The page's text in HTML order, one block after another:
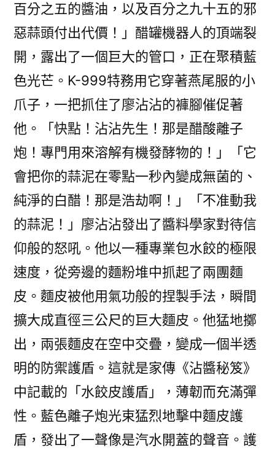
百分之五的醬油，以及百分之九十五的邪
惡蒜頭付出代價！」醋罐機器人的頂端裂
開，露出了一個巨大的管口，正在聚積藍
色光芒。K-999特務用它穿著燕尾服的小
爪子，一把抓住了廖沾沾的褲腳催促著
他。「快點！沾沾先生！那是醋酸離子
炮！專門用來溶解有機發酵物的！」「它
會把你的蒜泥在零點一秒內變成無菌的、
純淨的白醋！那是浩劫啊！」「不准動我
的蒜泥！」廖沾沾發出了醬料學家對待信
仰般的怒吼。他以一種專業包水餃的極限
速度，從旁邊的麵粉堆中抓起了兩團麵
皮。麵皮被他用氣功般的捏製手法，瞬間
擴大成直徑三公尺的巨大麵皮。他猛地擲
出，兩張麵皮在空中交疊，變成一個半透
明的防禦護盾。這就是家傳《沾醬秘笈》
中記載的「水餃皮護盾」，薄韌而充滿彈
性。藍色離子炮光束猛烈地擊中麵皮護
盾，發出了一聲像是汽水開蓋的聲音。護